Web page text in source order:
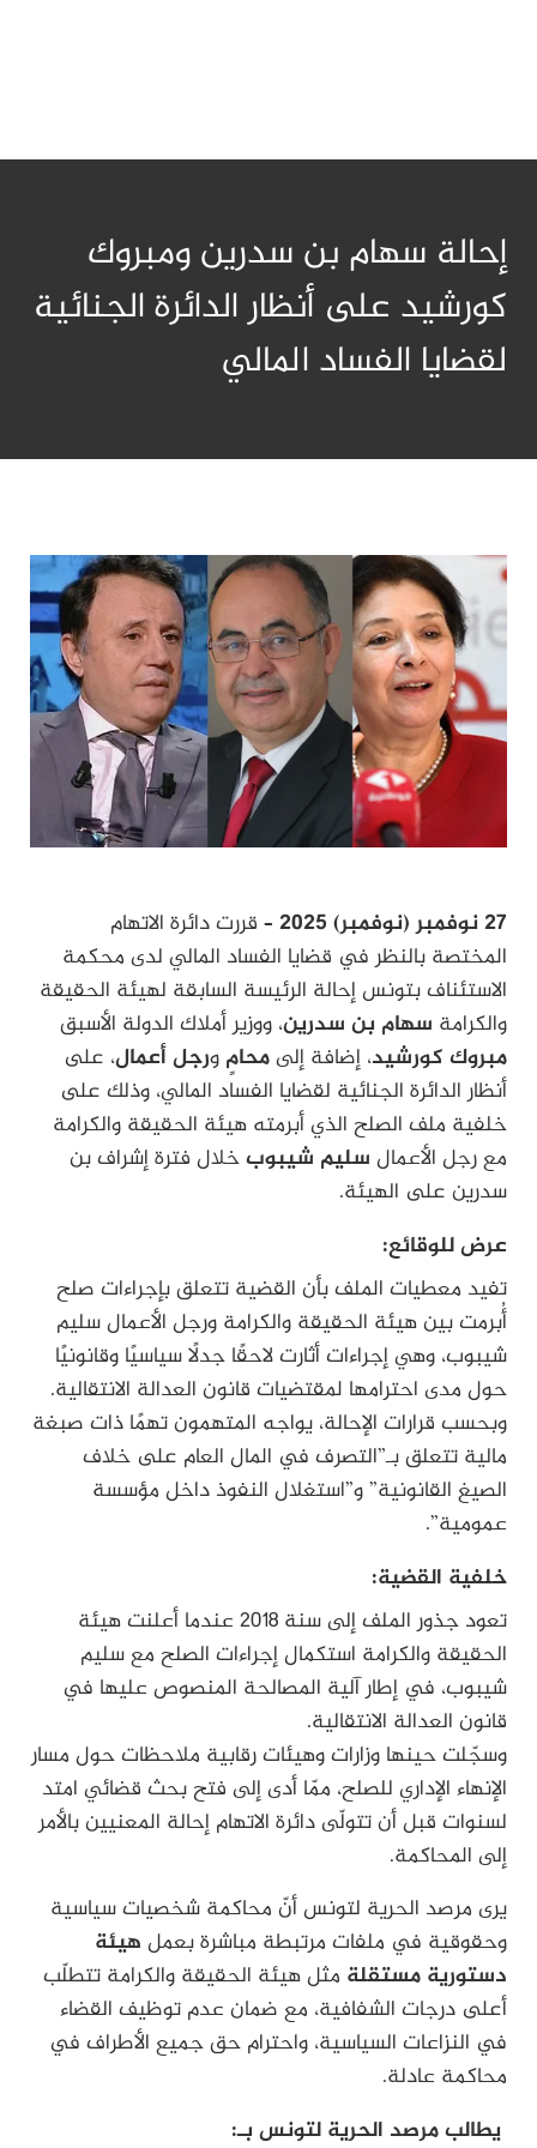
إحالة سهام بن سدرين ومبروك
كورشيد على أنظار الدائرة الجنائية
لقضايا الفساد المالي
27 نوفمبر (نوفمبر) 2025
– قررت دائرة الاتهام
المختصة بالنظر في قضايا الفساد المالي لدى محكمة
الاستئناف بتونس إحالة الرئيسة السابقة لهيئة الحقيقة
والكرامة سهام بن سدرين، ووزير أملاك الدولة الأسبق
مبروك كورشيد، إضافة إلىمحامٍ ورجل أعمال، على
أنظار الدائرة الجنائية لقضايا الفساد المالي، وذلك على
خلفية ملف الصلح الذي أبرمته هيئة الحقيقة والكرامة
مع رجل الأعمال سليم شيبوبخلال فترة إشراف بن
سدرين على الهيئة.
عرض للوقائع:
تفيد معطيات الملف بأن القضية تتعلق بإجراءات صلح
أُبرمت بين هيئة الحقيقة والكرامة ورجل الأعمال سليم
شيبوب، وهي إجراءات أثارت لاحقًا جدلًا سياسيًا وقانونيًا
حول مدى احترامها لمقتضيات قانون العدالة الانتقالية.
وبحسب قرارات الإحالة، يواجه المتهمون تهمًا ذات صبغة
مالية تتعلق بـ”التصرف في المال العام على خلاف
الصيغ القانونية” و”استغلال النفوذ داخل مؤسسة
عمومية”.
خلفية القضية:
تعود جذور الملف إلى سنة 2018 عندما أعلنت هيئة
الحقيقة والكرامة استكمال إجراءات الصلح مع سليم
شيبوب، في إطار آلية المصالحة المنصوص عليها في
قانون العدالة الانتقالية.
وسجّلت حينها وزارات وهيئات رقابية ملاحظات حول مسار
الإنهاء الإداري للصلح، ممّا أدى إلى فتح بحث قضائي امتد
لسنوات قبل أن تتولّى دائرة الاتهام إحالة المعنيين بالأمر
إلى المحاكمة.
يرى مرصد الحرية لتونس أنّ محاكمة شخصيات سياسية
وحقوقية في ملفات مرتبطة مباشرة بعمل هيئة
دستورية مستقلة مثل هيئة الحقيقة والكرامة تتطلّب
أعلى درجات الشفافية، مع ضمان عدم توظيف القضاء
في النزاعات السياسية، واحترام حق جميع الأطراف في
محاكمة عادلة.
يطالب مرصد الحرية لتونس بـ: